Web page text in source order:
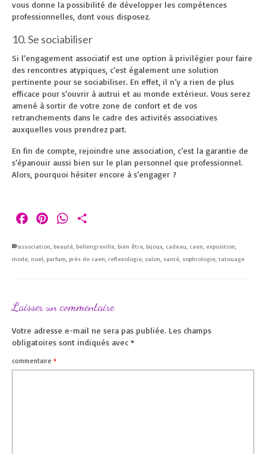
vous donne la possibilité de développer les compétences
professionnelles, dont vous disposez.
10. Se sociabiliser
Si l’engagement associatif est une option à privilégier pour faire
des rencontres atypiques, c’est également une solution
pertinente pour se sociabiliser. En effet, il n’y a rien de plus
efficace pour s’ouvrir à autrui et au monde extérieur. Vous serez
amené à sortir de votre zone de confort et de vos
retranchements dans le cadre des activités associatives
auxquelles vous prendrez part.
En fin de compte, rejoindre une association, c’est la garantie de
s’épanouir aussi bien sur le plan personnel que professionnel.
Alors, pourquoi hésiter encore à s’engager ?
FacebookPinterestWhatsApp
association beauté bellengreville bien être bijoux cadeau caen exposition
mode noel parfum près de caen reflexologie salon santé sophrologie tatouage
Laisser un commentaire
Votre adresse e-mail ne sera pas publiée. Les champs
obligatoires sont indiqués avec *
commentaire *